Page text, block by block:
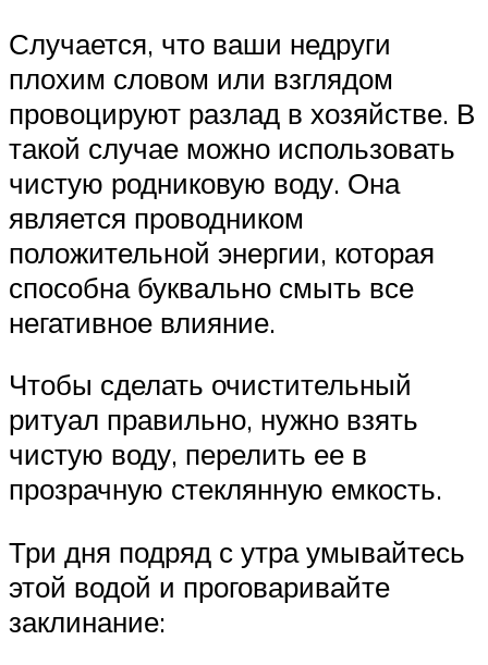
Случается, что ваши недруги
плохим словом или взглядом
провоцируют разлад в хозяйстве. В
такой случае можно использовать
чистую родниковую воду. Она
является проводником
положительной энергии, которая
способна буквально смыть все
негативное влияние.
Чтобы сделать очистительный
ритуал правильно, нужно взять
чистую воду, перелить ее в
прозрачную стеклянную емкость.
Три дня подряд с утра умывайтесь
этой водой и проговаривайте
заклинание: